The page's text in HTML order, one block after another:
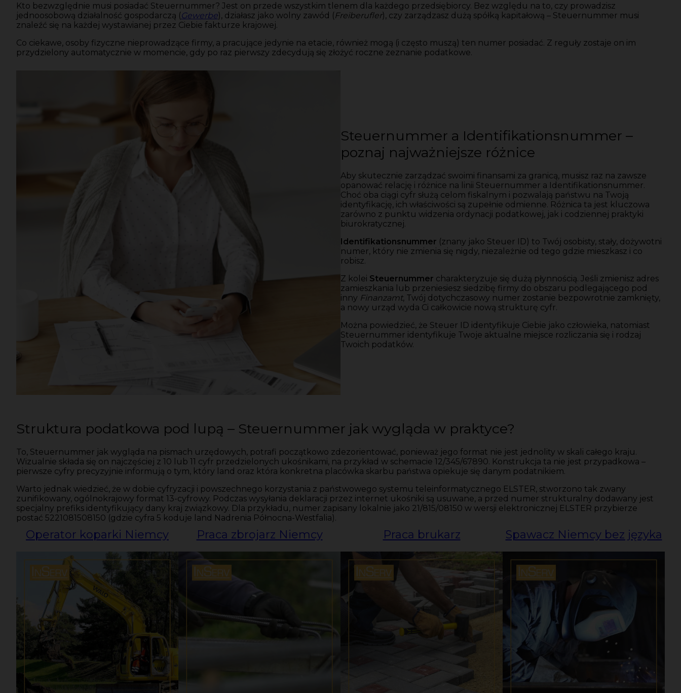
Kto bezwzględnie musi posiadać Steuernummer? Jest on przede wszystkim tlenem dla każdego przedsiębiorcy. Bez względu na to, czy prowadzisz
jednoosobową działalność gospodarczą (Gewerbe), działasz jako wolny zawód (Freiberufler), czy zarządzasz dużą spółką kapitałową – Steuernummer musi
znaleźć się na każdej wystawianej przez Ciebie fakturze krajowej.
Co ciekawe, osoby fizyczne nieprowadzące firmy, a pracujące jedynie na etacie, również mogą (i często muszą) ten numer posiadać. Z reguły zostaje on im
przydzielony automatycznie w momencie, gdy po raz pierwszy zdecydują się złożyć roczne zeznanie podatkowe.
Steuernummer a Identifikationsnummer –
poznaj najważniejsze różnice
Aby skutecznie zarządzać swoimi finansami za granicą, musisz raz na zawsze
opanować relację i różnice na linii Steuernummer a Identifikationsnummer.
Choć oba ciągi cyfr służą celom fiskalnym i pozwalają państwu na Twoją
identyfikację, ich właściwości są zupełnie odmienne. Różnica ta jest kluczowa
zarówno z punktu widzenia ordynacji podatkowej, jak i codziennej praktyki
biurokratycznej.
Identifikationsnummer (znany jako Steuer ID) to Twój osobisty, stały, dożywotni
numer, który nie zmienia się nigdy, niezależnie od tego gdzie mieszkasz i co
robisz.
Z kolei Steuernummer charakteryzuje się dużą płynnością. Jeśli zmienisz adres
zamieszkania lub przeniesiesz siedzibę firmy do obszaru podlegającego pod
inny Finanzamt, Twój dotychczasowy numer zostanie bezpowrotnie zamknięty,
a nowy urząd wyda Ci całkowicie nową strukturę cyfr.
Można powiedzieć, że Steuer ID identyfikuje Ciebie jako człowieka, natomiast
Steuernummer identyfikuje Twoje aktualne miejsce rozliczania się i rodzaj
Twoich podatków.
Struktura podatkowa pod lupą – Steuernummer jak wygląda w praktyce?
To, Steuernummer jak wygląda na pismach urzędowych, potrafi początkowo zdezorientować, ponieważ jego format nie jest jednolity w skali całego kraju.
Wizualnie składa się on najczęściej z 10 lub 11 cyfr przedzielonych ukośnikami, na przykład w schemacie 12/345/67890. Konstrukcja ta nie jest przypadkowa –
pierwsze cyfry precyzyjnie informują o tym, który land oraz która konkretna placówka skarbu państwa opiekuje się danym podatnikiem.
Warto jednak wiedzieć, że w dobie cyfryzacji i powszechnego korzystania z państwowego systemu teleinformatycznego ELSTER, stworzono tak zwany
zunifikowany, ogólnokrajowy format 13-cyfrowy. Podczas wysyłania deklaracji przez internet ukośniki są usuwane, a przed numer strukturalny dodawany jest
specjalny prefiks identyfikujący dany kraj związkowy. Dla przykładu, numer zapisany lokalnie jako 21/815/08150 w wersji elektronicznej ELSTER przybierze
postać 5221081508150 (gdzie cyfra 5 koduje land Nadrenia Północna-Westfalia).
Operator koparki Niemcy Praca zbrojarz Niemcy Praca brukarz Spawacz Niemcy bez języka